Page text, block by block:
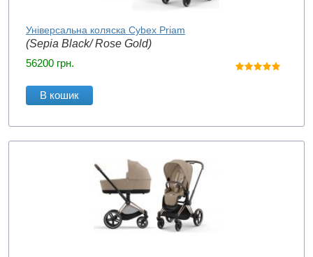
Універсальна коляска Cybex Priam
(Sepia Black/ Rose Gold)
56200 грн.
В кошик